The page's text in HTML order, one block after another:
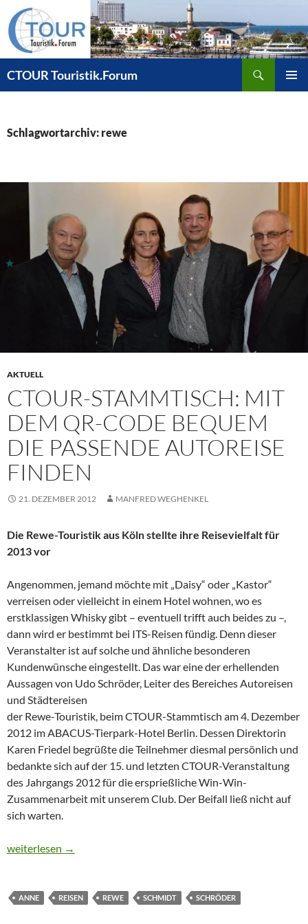
Zum
Inhalt
springen
CTOUR Touristik.Forum
Schlagwortarchiv: rewe
AKTUELL
CTOUR-STAMMTISCH: MIT
DEM QR-CODE BEQUEM
DIE PASSENDE AUTOREISE
FINDEN
21. DEZEMBER 2012 MANFRED WEGHENKEL
Die Rewe-Touristik aus Köln stellte ihre Reisevielfalt für
2013 vor
Angenommen, jemand möchte mit „Daisy“ oder „Kastor“
verreisen oder vielleicht in einem Hotel wohnen, wo es
erstklassigen Whisky gibt – eventuell trifft auch beides zu –,
dann wird er bestimmt bei ITS-Reisen fündig. Denn dieser
Veranstalter ist auf solche und ähnliche besonderen
Kundenwünsche eingestellt. Das war eine der erhellenden
Aussagen von Udo Schröder, Leiter des Bereiches Autoreisen
und Städtereisen
der Rewe-Touristik, beim CTOUR-Stammtisch am 4. Dezember
2012 im ABACUS-Tierpark-Hotel Berlin. Dessen Direktorin
Karen Friedel begrüßte die Teilnehmer diesmal persönlich und
bedankte sich auf der 15. und letzten CTOUR-Veranstaltung
des Jahrgangs 2012 für die ersprießliche Win-Win-
Zusammenarbeit mit unserem Club. Der Beifall ließ nicht auf
sich warten.
CTOUR-Stammtisch: Mit dem QR-Code bequem die passende
weiterlesen →
ANNE REISEN REWE SCHMIDT SCHRÖDER